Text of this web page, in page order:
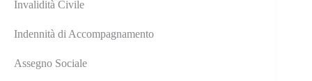
Invalidità Civile
Indennità di Accompagnamento
Assegno Sociale